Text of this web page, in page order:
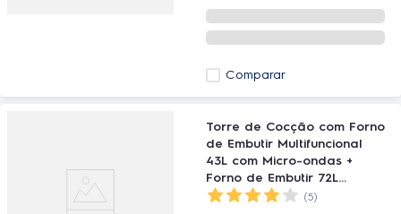
Comparar
Torre de Cocção com Forno
de Embutir Multifuncional
43L com Micro-ondas +
Forno de Embutir 72L
Elétrico a Vapor Electrolux
(5)